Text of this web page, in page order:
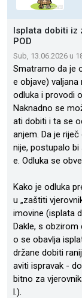
Isplata dobiti iz
POD
Sub, 13.06.2026 u
Smatramo da je
e objave) valjana
odluka i provodi
Naknadno se
ati dobiti i ta se
anjem. Da je
nije, postupalo
e. Odluka se
Kako je odluka
u „zaštiti
imovine (isplata
Dakle, s obzirom
o se obavlja
držane dobiti
aviti ispravak -
bitno za
l.).